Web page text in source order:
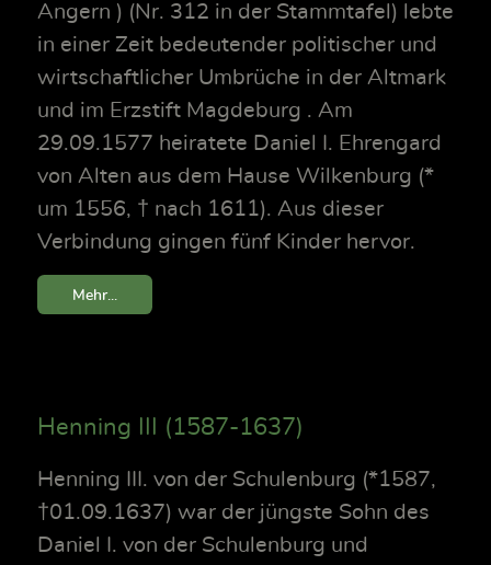
Angern ) (Nr. 312 in der Stammtafel) lebte
in einer Zeit bedeutender politischer und
wirtschaftlicher Umbrüche in der Altmark
und im Erzstift Magdeburg . Am
29.09.1577 heiratete Daniel I. Ehrengard
von Alten aus dem Hause Wilkenburg (*
um 1556, † nach 1611). Aus dieser
Verbindung gingen fünf Kinder hervor.
Mehr...
Henning III (1587-1637)
Henning III. von der Schulenburg (*1587,
†01.09.1637) war der jüngste Sohn des
Daniel I. von der Schulenburg und